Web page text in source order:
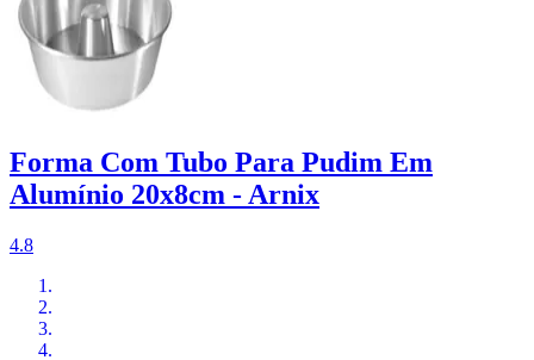
Forma Com Tubo Para Pudim Em
Alumínio 20x8cm - Arnix
4.8